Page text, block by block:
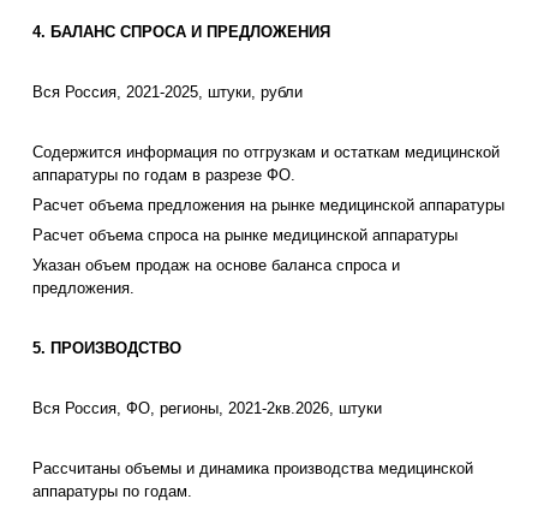
4. БАЛАНС СПРОСА И ПРЕДЛОЖЕНИЯ
Вся Россия, 2021-2025, штуки, рубли
Содержится информация по отгрузкам и остаткам медицинской
аппаратуры по годам в разрезе ФО.
Расчет объема предложения на рынке медицинской аппаратуры
Расчет объема спроса на рынке медицинской аппаратуры
Указан объем продаж на основе баланса спроса и
предложения.
5. ПРОИЗВОДСТВО
Вся Россия, ФО, регионы, 2021-2кв.2026, штуки
Рассчитаны объемы и динамика производства медицинской
аппаратуры по годам.